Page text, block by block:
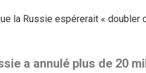
la Russie espérerait « doubler
a annulé plus de 20